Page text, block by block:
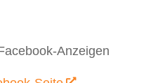
Anzeigen